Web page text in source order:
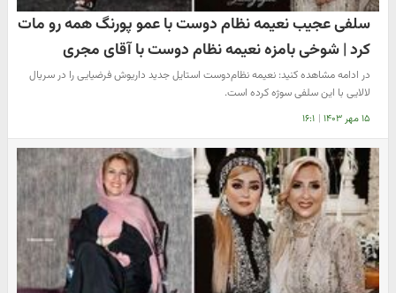
سلفی عجیب نعیمه نظام دوست با عمو پورنگ همه رو مات
کرد | شوخی بامزه نعیمه نظام دوست با آقای مجری
در ادامه مشاهده کنید: نعیمه نظام‌دوست استایل جدید داریوش فرضیایی را در سریال
لالایی با این سلفی سوژه کرده است.
۱۵ مهر ۱۴۰۳ | ۱۶:۱